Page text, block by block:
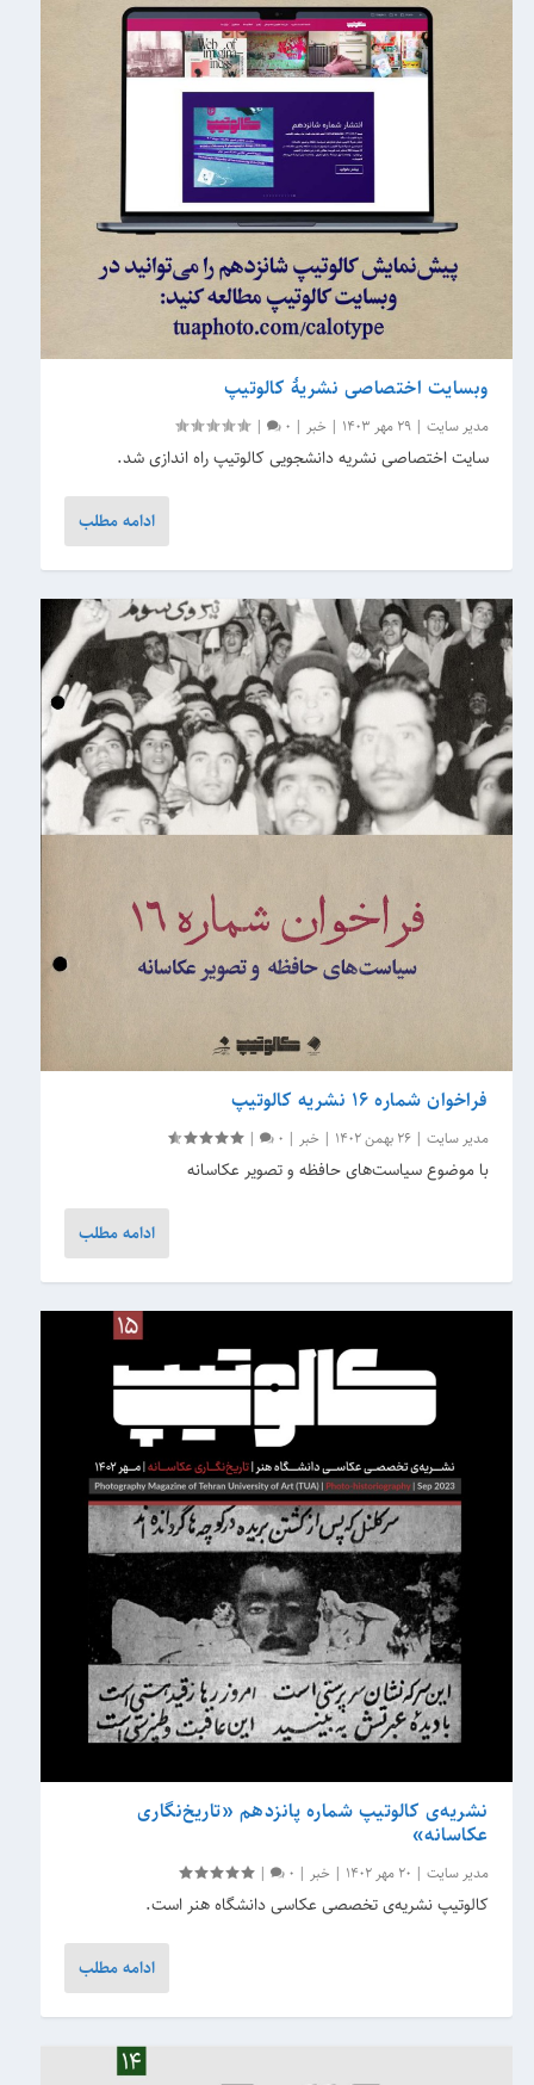
وبسایت اختصاصی نشریۀ کالوتیپ
مدیر سایت |29 مهر 1403 | خبر |
0
|
سایت اختصاصی نشریه دانشجویی کالوتیپ راه اندازی شد.
ادامه مطلب
فراخوان شماره 16 نشریه کالوتیپ
مدیر سایت |26 بهمن 1402 | خبر |
0
|
با موضوع سیاست‌های حافظه و تصویر عکاسانه
ادامه مطلب
نشریه‌‌ی کالوتیپ شماره پانزدهم «تاریخ‌­نگاری
عکاسانه»
مدیر سایت | 20 مهر 1402 | خبر |
0
|
کالوتیپ نشریه‌ی تخصصی عکاسی دانشگاه هنر است.
ادامه مطلب